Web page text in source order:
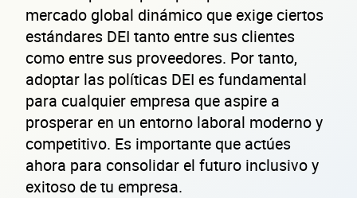
mercado global dinámico que exige ciertos
estándares DEI tanto entre sus clientes
como entre sus proveedores. Por tanto,
adoptar las políticas DEI es fundamental
para cualquier empresa que aspire a
prosperar en un entorno laboral moderno y
competitivo. Es importante que actúes
ahora para consolidar el futuro inclusivo y
exitoso de tu empresa.
Lo usamos solo para validar tu identidad fiscal — nunca lo compartimos con
Código Postal
Dirección de la empresa: Calle
Núm. Ext./Int.